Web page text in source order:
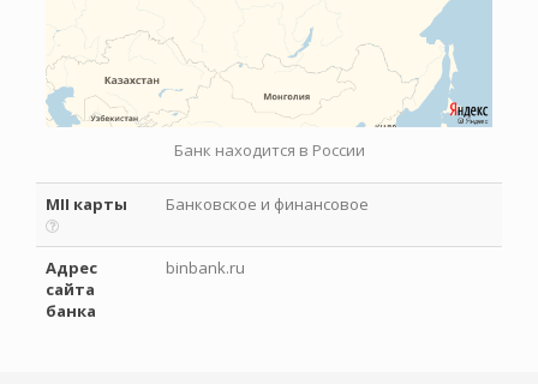
Банк находится в России
MII карты Банковское и финансовое
Адрес
сайта
банка
binbank.ru